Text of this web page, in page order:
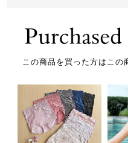
この商品を買った方はこの